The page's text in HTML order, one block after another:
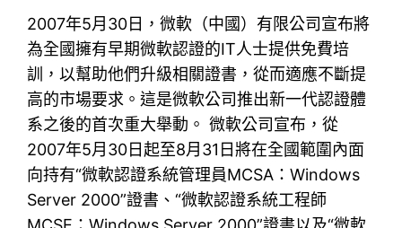
2007年5月30日，微軟（中國）有限公司宣布將
為全國擁有早期微軟認證的IT人士提供免費培
訓，以幫助他們升級相關證書，從而適應不斷提
高的市場要求。這是微軟公司推出新一代認證體
系之後的首次重大舉動。 微軟公司宣布，從
2007年5月30日起至8月31日將在全國範圍內面
向持有“微軟認證系統管理員MCSA：Windows
Server 2000”證書、“微軟認證系統工程師